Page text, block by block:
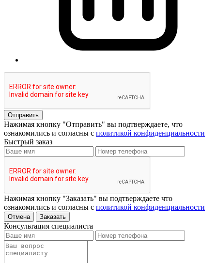
Отправить
Нажимая кнопку "Отправить" вы подтверждаете, что
ознакомились и согласны с политикой конфиденциальности
Быстрый заказ
Нажимая кнопку "Заказать" вы подтверждаете что
ознакомились и согласны с политикой конфиденциальности
Отмена Заказать
Консультация специалиста